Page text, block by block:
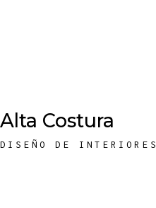
Alta Costura
DISEÑO DE INTERIORES